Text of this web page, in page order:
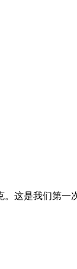
。这是我们第